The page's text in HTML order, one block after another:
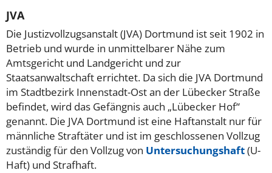
JVA
Die Justizvollzugsanstalt (JVA) Dortmund ist seit 1902 in
Betrieb und wurde in unmittelbarer Nähe zum
Amtsgericht und Landgericht und zur
Staatsanwaltschaft errichtet. Da sich die JVA Dortmund
im Stadtbezirk Innenstadt-Ost an der Lübecker Straße
befindet, wird das Gefängnis auch „Lübecker Hof“
genannt. Die JVA Dortmund ist eine Haftanstalt nur für
männliche Straftäter und ist im geschlossenen Vollzug
zuständig für den Vollzug von Untersuchungshaft(U-
Haft) und Strafhaft.